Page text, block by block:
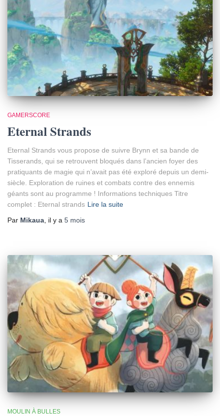
GAMERSCORE
Eternal Strands
Eternal Strands vous propose de suivre Brynn et sa bande de
Tisserands, qui se retrouvent bloqués dans l’ancien foyer des
pratiquants de magie qui n’avait pas été exploré depuis un demi-
siècle. Exploration de ruines et combats contre des ennemis
géants sont au programme ! Informations techniques Titre
complet : Eternal strands Lire la suite
Par Mikaua, il y a 5 mois
MOULIN À BULLES